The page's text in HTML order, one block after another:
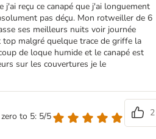
reçu ce canapé que j'ai longuement
pas déçu. Mon rotweiller de 6
ses meilleurs nuits voir journée
malgré quelque trace de griffe la
de loque humide et le canapé est
sur les couvertures je le
to 5: 5/5
2